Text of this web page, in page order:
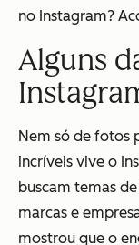
no Instagram?
Alguns
Nem só de fotos
incríveis vive o
buscam temas
marcas e
mostrou que o